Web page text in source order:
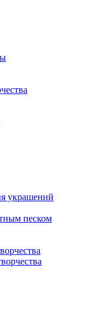
украшений
песком